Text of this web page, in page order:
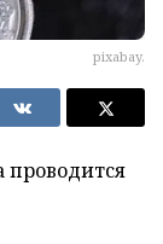
pixabay.
проводится